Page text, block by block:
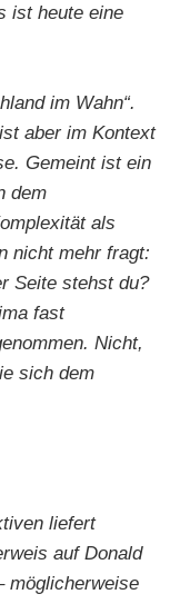
ist heute eine
im Wahn“.
aber im Kontext
Gemeint ist ein
dem
als
nicht mehr fragt:
Seite stehst du?
fast
Nicht,
sich dem
liefert
auf Donald
möglicherweise